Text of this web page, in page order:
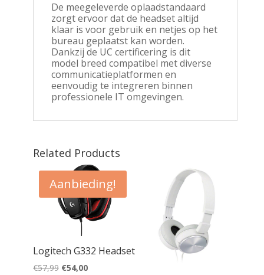
De meegeleverde oplaadstandaard
zorgt ervoor dat de headset altijd
klaar is voor gebruik en netjes op het
bureau geplaatst kan worden.
Dankzij de UC certificering is dit
model breed compatibel met diverse
communicatieplatformen en
eenvoudig te integreren binnen
professionele IT omgevingen.
Related Products
Aanbieding!
Logitech G332 Headset
€57,99 Oorspronkelijke
€54,00Huidige